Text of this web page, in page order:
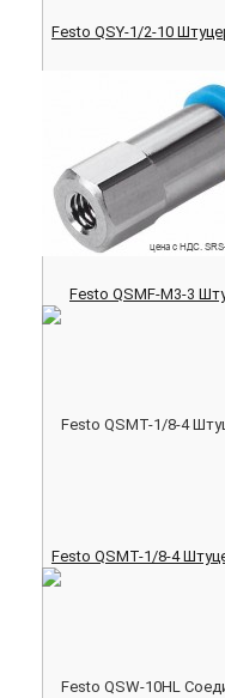
Festo QSY-1/2-10
Festo QSMF-M3-3
Festo QSMT-1/8-4